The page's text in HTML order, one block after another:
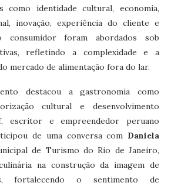
como identidade cultural, economia,
inovação, experiência do cliente e
consumidor foram abordados sob
refletindo a complexidade e a
mercado de alimentação fora do lar.
destacou a gastronomia como
cultural e desenvolvimento
escritor e empreendedor peruano
de uma conversa com Daniela
de Turismo do Rio de Janeiro,
na construção da imagem de
fortalecendo o sentimento de